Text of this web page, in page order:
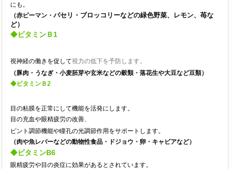
にも。
（赤ピーマン・ パセリ・ブロッコリーなどの緑色野菜、レモン、苺な
ど）
◆ビタミンＢ1
視神経の働きを促して視力の低下を予防します。
（豚肉・うなぎ・小麦胚芽や玄米などの穀類・落花生や大豆など豆類）
◆ビタミン Ｂ2
目の粘膜を正常にして機能を活発にします。
目の充血や眼精疲労の改善、
ピント調節機能や瞳孔の光調節作用をサポートします。
（肉や魚レバーなどの動物性食品・ ドジョウ・卵・キャビアなど）
◆ビタミンB6
眼精疲労や目の炎症に効果があるとされています。